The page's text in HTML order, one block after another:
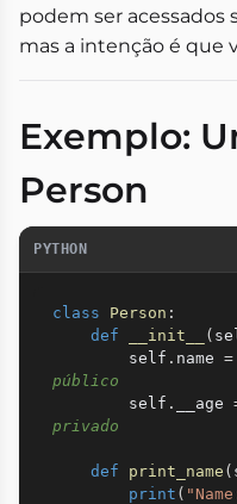
podem ser
mas a intenção é que
Exemplo:
Person
PYTHON
class Person :
def
__init__ (
        self
. name =
público
        self
. __age
privado
def print_name (
print (